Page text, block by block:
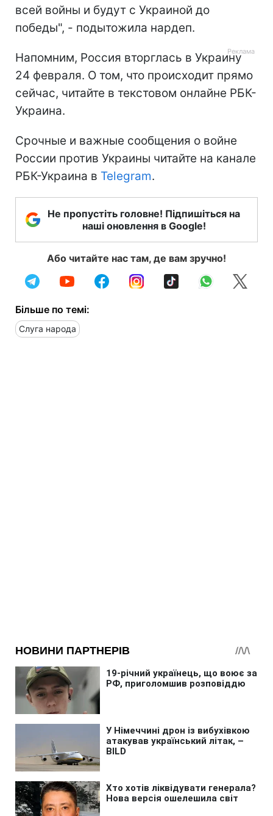
всей войны и будут с Украиной до
победы", - подытожила нардеп.
Напомним, Россия вторглась в Украину
24 февраля. О том, что происходит прямо
сейчас, читайте в текстовом онлайне РБК-
Украина.
Срочные и важные сообщения о войне
России против Украины читайте на канале
РБК-Украина в Telegram.
Не пропустіть головне! Підпишіться на
наші оновлення в Google!
Або читайте нас там, де вам зручно!
Більше по темі:
Слуга народа